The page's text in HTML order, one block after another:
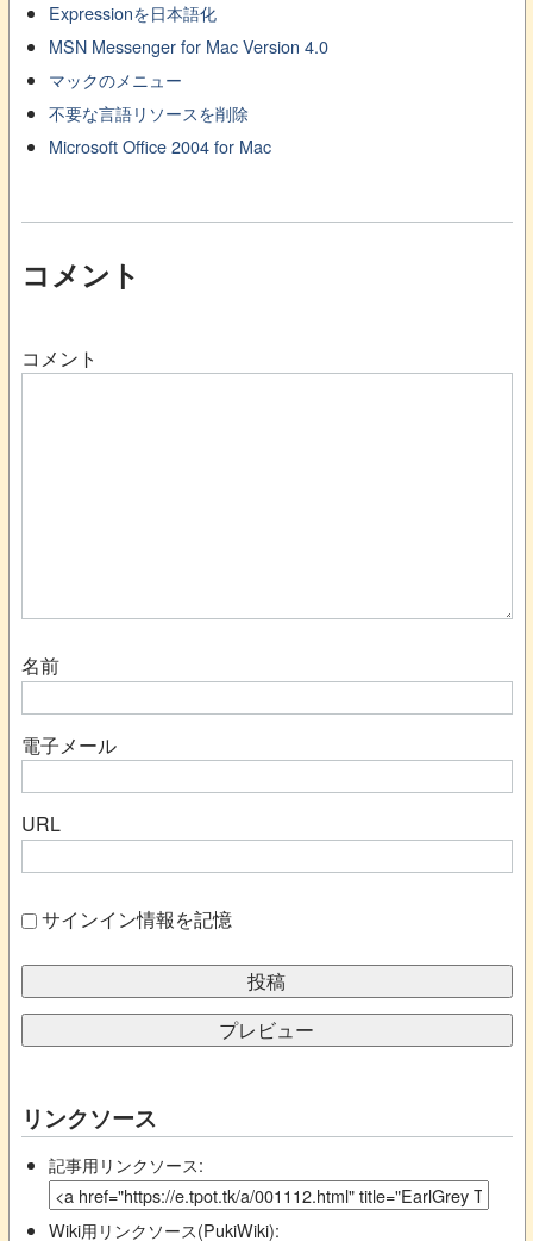
Expressionを日本語化
MSN Messenger for Mac Version 4.0
マックのメニュー
不要な言語リソースを削除
Microsoft Office 2004 for Mac
コメント
コメント
名前
電子メール
URL
サインイン情報を記憶
リンクソース
記事用リンクソース:
Wiki用リンクソース(PukiWiki):